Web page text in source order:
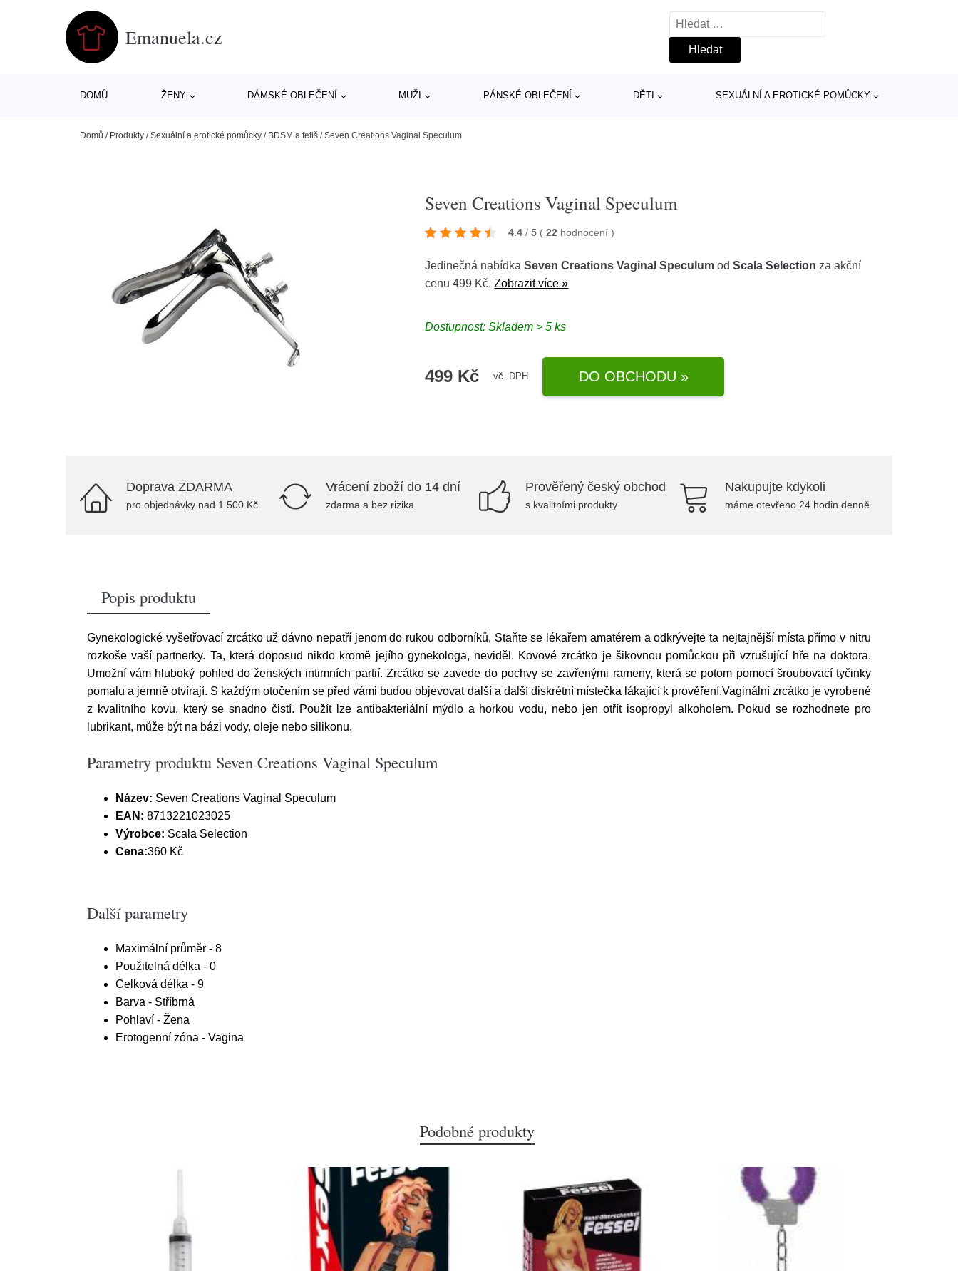
Emanuela.cz
Vyhledávání
DOMŮ ŽENY DÁMSKÉ OBLEČENÍ MUŽI PÁNSKÉ OBLEČENÍ DĚTI SEXUÁLNÍ A EROTICKÉ POMŮCKY
Domů / Produkty /Sexuální a erotické pomůcky / BDSM a fetiš /Seven Creations Vaginal Speculum
Seven Creations Vaginal Speculum
4.4 / 5 ( 22 hodnocení)
Jedinečná nabídkaSeven Creations Vaginal Speculum odScala Selection za akční
cenu 499 Kč.Zobrazit více »
Dostupnost: Skladem > 5 ks
499 Kč vč. DPH DO OBCHODU »
Doprava ZDARMA
pro objednávky nad 1.500 Kč
Vrácení zboží do 14 dní
zdarma a bez rizika
Prověřený český obchod
s kvalitními produkty
Nakupujte kdykoli
máme otevřeno 24 hodin denně
Popis produktu
Gynekologické vyšetřovací zrcátko už dávno nepatří jenom do rukou odborníků. Staňte se lékařem amatérem a odkrývejte ta nejtajnější místa přímo v nitru
rozkoše vaší partnerky. Ta, která doposud nikdo kromě jejího gynekologa, neviděl. Kovové zrcátko je šikovnou pomůckou při vzrušující hře na doktora.
Umožní vám hluboký pohled do ženských intimních partií. Zrcátko se zavede do pochvy se zavřenými rameny, která se potom pomocí šroubovací tyčinky
pomalu a jemně otvírají. S každým otočením se před vámi budou objevovat další a další diskrétní místečka lákající k prověření.Vaginální zrcátko je vyrobené
z kvalitního kovu, který se snadno čistí. Použít lze antibakteriální mýdlo a horkou vodu, nebo jen otřít isopropyl alkoholem. Pokud se rozhodnete pro
lubrikant, může být na bázi vody, oleje nebo silikonu.
Parametry produktu Seven Creations Vaginal Speculum
Název: Seven Creations Vaginal Speculum
EAN: 8713221023025
Výrobce: Scala Selection
Cena:360 Kč
Další parametry
Maximální průměr - 8
Použitelná délka - 0
Celková délka - 9
Barva - Stříbrná
Pohlaví - Žena
Erotogenní zóna - Vagina
Podobné produkty